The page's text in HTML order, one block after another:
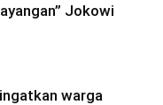
Jokowi
warga